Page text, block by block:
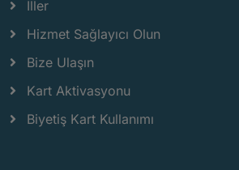
İller
Hizmet Sağlayıcı Olun
Bize Ulaşın
Kart Aktivasyonu
Biyetiş Kart Kullanımı